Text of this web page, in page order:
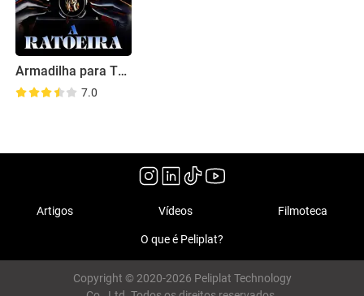
Armadilha para Turistas
7.0
Artigos Vídeos Filmoteca
O que é Peliplat?
Copyright © 2020-2026 Peliplat Technology